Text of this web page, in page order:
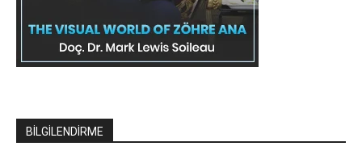
BİLGİLENDİRME